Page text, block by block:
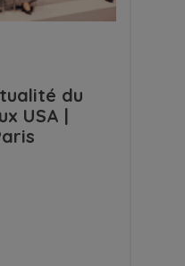
du
USA |